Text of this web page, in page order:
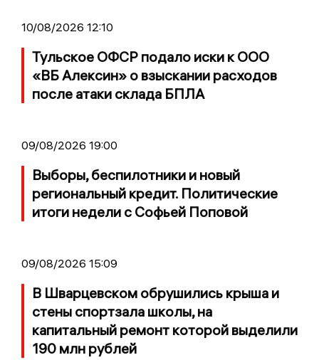
10/08/2026 12:10
Тульское ОФСР подало иски к ООО
«ВБ Алексин» о взыскании расходов
после атаки склада БПЛА
09/08/2026 19:00
Выборы, беспилотники и новый
региональный кредит. Политические
итоги недели с Софьей Поповой
09/08/2026 15:09
В Шварцевском обрушились крыша и
стены спортзала школы, на
капитальный ремонт которой выделили
190 млн рублей